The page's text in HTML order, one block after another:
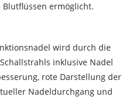
Blutflüssen ermöglicht.
wird durch die
inklusive Nadel
rote Darstellung der
Nadeldurchgang und